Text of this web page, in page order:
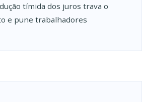
tímida dos juros trava o
e pune trabalhadores